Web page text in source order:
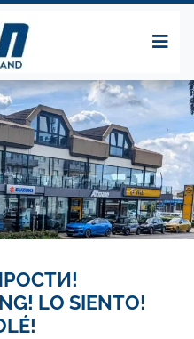
LO SIENTO!